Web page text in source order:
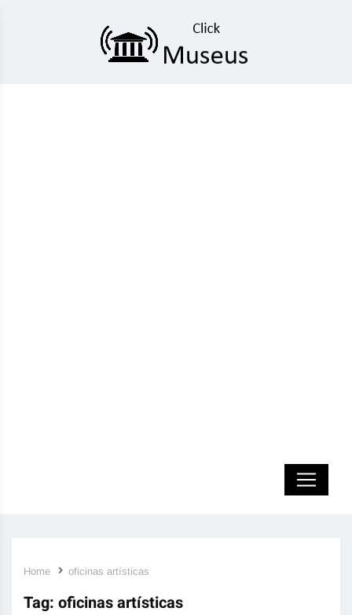
Home oficinas artísticas
Tag: oficinas artísticas